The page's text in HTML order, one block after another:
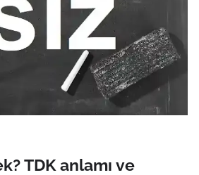
TDK anlamı ve